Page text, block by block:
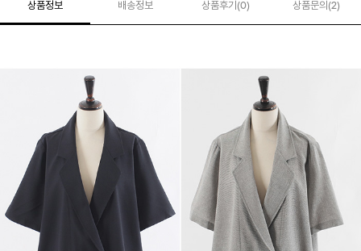
상품정보 배송정보 상품후기(0) 상품문의 (2)